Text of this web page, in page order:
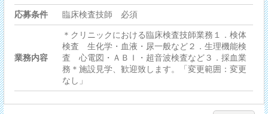
応募条件 臨床検査技師 必須
業務内容
＊クリニックにおける臨床検査技師業務１．検体
検査 生化学・血液・尿一般など２．生理機能検
査 心電図・ＡＢＩ・超音波検査など３．採血業
務＊施設見学、歓迎致します。「変更範囲：変更
なし」